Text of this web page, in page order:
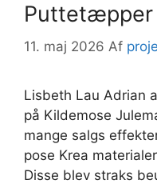
Puttetæpper
11. maj 2026 Af
Lisbeth Lau Adrian
på Kildemose
mange salgs
pose Krea
Disse blev straks